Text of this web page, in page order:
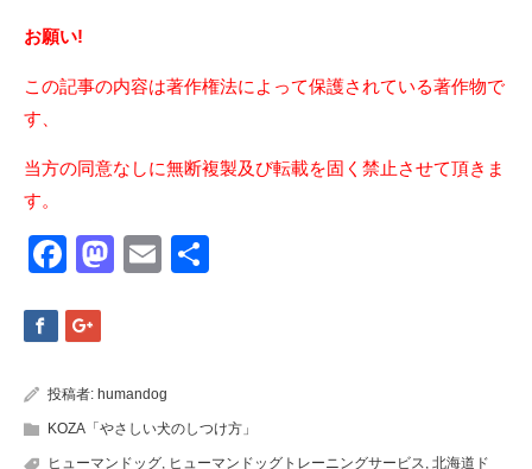
お願い!
この記事の内容は著作権法によって保護されている著作物で
す、
当方の同意なしに無断複製及び転載を固く禁止させて頂きま
す。
Facebook
Mastodon
Email
投稿者: humandog
KOZA「やさしい犬のしつけ方」
ヒューマンドッグ ヒューマンドッグトレーニングサービス 北海道ド